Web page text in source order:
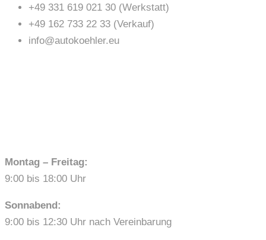
+49 331 619 021 30 (Werkstatt)
+49 162 733 22 33 (Verkauf)
info@autokoehler.eu
Montag – Freitag:
9:00 bis 18:00 Uhr
Sonnabend:
9:00 bis 12:30 Uhr nach Vereinbarung